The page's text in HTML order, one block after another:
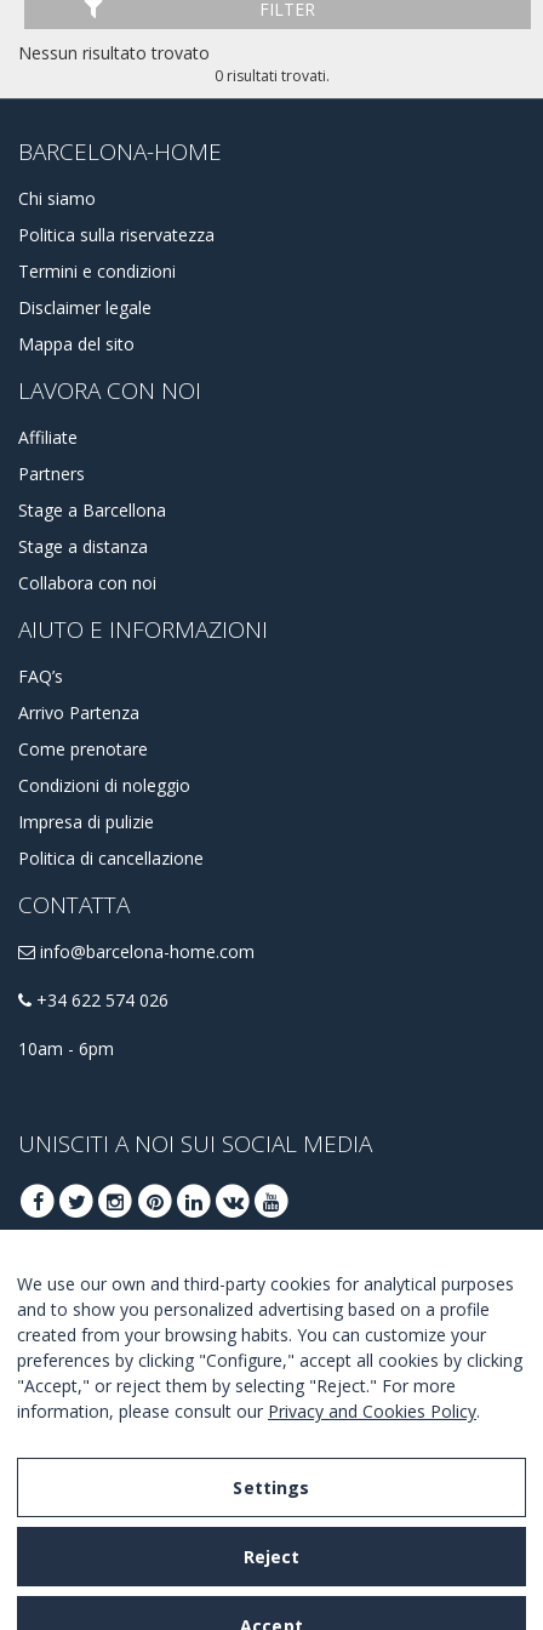
FILTER
Nessun risultato trovato
0 risultati trovati.
BARCELONA-HOME
Chi siamo
Politica sulla riservatezza
Termini e condizioni
Disclaimer legale
Mappa del sito
LAVORA CON NOI
Affiliate
Partners
Stage a Barcellona
Stage a distanza
Collabora con noi
AIUTO E INFORMAZIONI
FAQ’s
Arrivo Partenza
Come prenotare
Condizioni di noleggio
Impresa di pulizie
Politica di cancellazione
CONTATTA
info@barcelona-home.com
+34 622 574 026
10am - 6pm
UNISCITI A NOI SUI SOCIAL MEDIA
ISCRIVITI PER OTTENERE LE OFFERTE MIGLIORI
UNISCITI
Accetto i termini e condizioni.
We use our own and third-party cookies for analytical purposes
and to show you personalized advertising based on a profile
created from your browsing habits. You can customize your
preferences by clicking "Configure," accept all cookies by clicking
"Accept," or reject them by selecting "Reject." For more
information, please consult our Privacy and Cookies Policy.
Settings
Reject
Legal Notice
Privacy and Cookies Policy
Terms and Conditions of Use